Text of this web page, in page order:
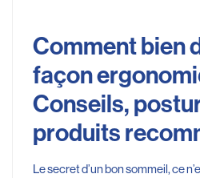
Comment bien
façon
Conseils,
produits
Le secret d’un bon sommeil, ce